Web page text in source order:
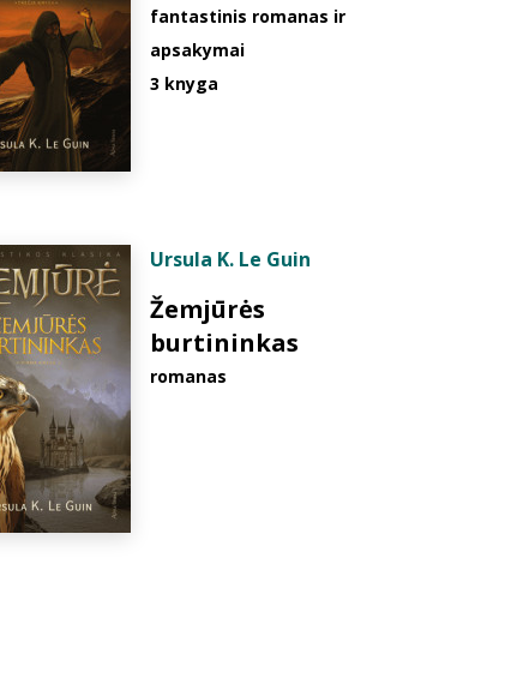
fantastinis romanas ir
apsakymai
3 knyga
Ursula K. Le Guin
Žemjūrės
burtininkas
romanas